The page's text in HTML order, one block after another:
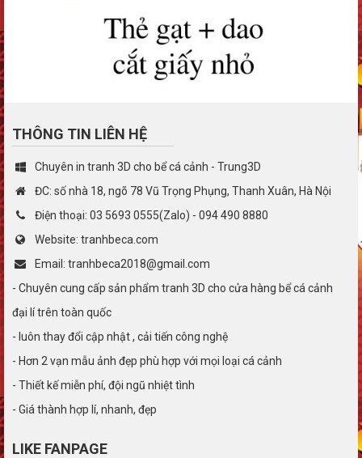
THÔNG TIN LIÊN HỆ
Chuyên in tranh 3D cho bể cá cảnh - Trung3D
ĐC: số nhà 18, ngõ 78 Vũ Trọng Phụng, Thanh Xuân, Hà Nội
Điện thoại: 03 5693 0555(Zalo) - 094 490 8880
Website: tranhbeca.com
Email: tranhbeca2018@gmail.com
- Chuyên cung cấp sản phẩm tranh 3D cho cửa hàng bể cá cảnh
đại lí trên toàn quốc
- luôn thay đổi cập nhật , cải tiến công nghệ
- Hơn 2 vạn mẫu ảnh đẹp phù hợp với mọi loại cá cảnh
- Thiết kế miễn phí, đội ngũ nhiệt tình
- Giá thành hợp lí, nhanh, đẹp
LIKE FANPAGE